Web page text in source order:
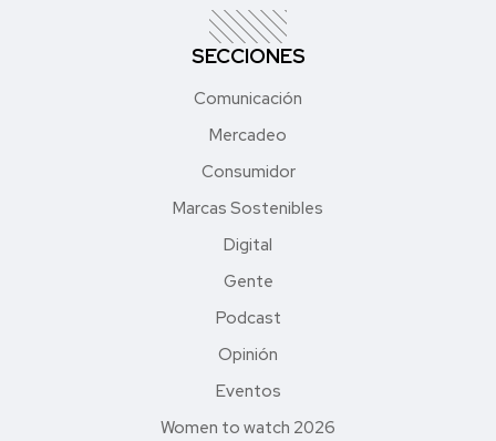
SECCIONES
Comunicación
Mercadeo
Consumidor
Marcas Sostenibles
Digital
Gente
Podcast
Opinión
Eventos
Women to watch 2026